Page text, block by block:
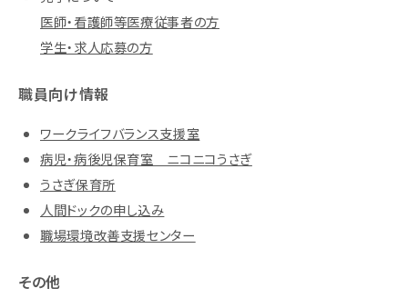
医師・看護師等医療従事者の方
学生・求人応募の方
職員向け情報
ワークライフバランス支援室
病児・病後児保育室 ニコニコうさぎ
うさぎ保育所
人間ドックの申し込み
職場環境改善支援センター
その他